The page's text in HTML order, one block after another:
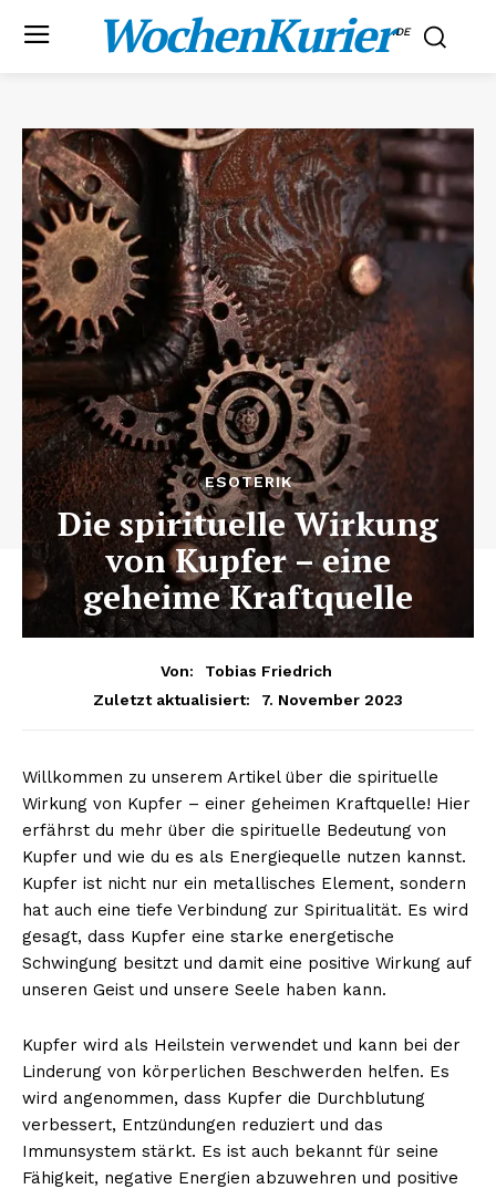
WochenKurier.DE
ESOTERIK
Die spirituelle Wirkung
von Kupfer – eine
geheime Kraftquelle
Von:
Tobias Friedrich
Zuletzt aktualisiert:
7. November 2023
Willkommen zu unserem Artikel über die spirituelle
Wirkung von Kupfer – einer geheimen Kraftquelle! Hier
erfährst du mehr über die spirituelle Bedeutung von
Kupfer und wie du es als Energiequelle nutzen kannst.
Kupfer ist nicht nur ein metallisches Element, sondern
hat auch eine tiefe Verbindung zur Spiritualität. Es wird
gesagt, dass Kupfer eine starke energetische
Schwingung besitzt und damit eine positive Wirkung auf
unseren Geist und unsere Seele haben kann.
Kupfer wird als Heilstein verwendet und kann bei der
Linderung von körperlichen Beschwerden helfen. Es
wird angenommen, dass Kupfer die Durchblutung
verbessert, Entzündungen reduziert und das
Immunsystem stärkt. Es ist auch bekannt für seine
Fähigkeit, negative Energien abzuwehren und positive